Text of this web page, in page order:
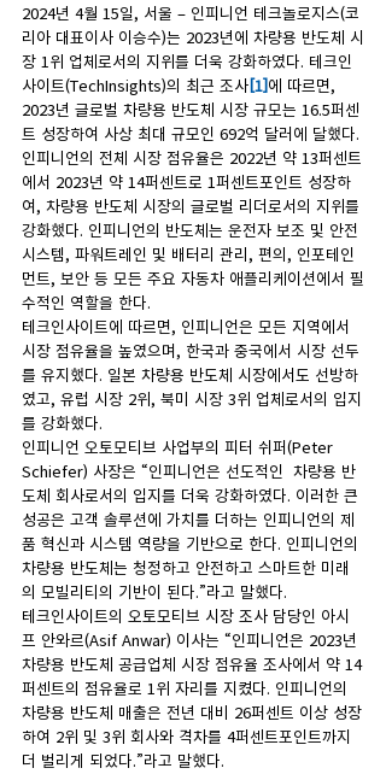
2024년 4월 15일, 서울 – 인피니언 테크놀로지스(코
리아 대표이사 이승수)는 2023년에 차량용 반도체 시
장 1위 업체로서의 지위를 더욱 강화하였다. 테크인
사이트(TechInsights)의 최근 조사[1]에 따르면,
2023년 글로벌 차량용 반도체 시장 규모는 16.5퍼센
트 성장하여 사상 최대 규모인 692억 달러에 달했다.
인피니언의 전체 시장 점유율은 2022년 약 13퍼센트
에서 2023년 약 14퍼센트로 1퍼센트포인트 성장하
여, 차량용 반도체 시장의 글로벌 리더로서의 지위를
강화했다. 인피니언의 반도체는 운전자 보조 및 안전
시스템, 파워트레인 및 배터리 관리, 편의, 인포테인
먼트, 보안 등 모든 주요 자동차 애플리케이션에서 필
수적인 역할을 한다.
테크인사이트에 따르면, 인피니언은 모든 지역에서
시장 점유율을 높였으며, 한국과 중국에서 시장 선두
를 유지했다. 일본 차량용 반도체 시장에서도 선방하
였고, 유럽 시장 2위, 북미 시장 3위 업체로서의 입지
를 강화했다.
인피니언 오토모티브 사업부의 피터 쉬퍼(Peter
Schiefer) 사장은 “인피니언은 선도적인  차량용 반
도체 회사로서의 입지를 더욱 강화하였다. 이러한 큰
성공은 고객 솔루션에 가치를 더하는 인피니언의 제
품 혁신과 시스템 역량을 기반으로 한다. 인피니언의
차량용 반도체는 청정하고 안전하고 스마트한 미래
의 모빌리티의 기반이 된다.”라고 말했다.
테크인사이트의 오토모티브 시장 조사 담당인 아시
프 안와르(Asif Anwar) 이사는 “인피니언은 2023년
차량용 반도체 공급업체 시장 점유율 조사에서 약 14
퍼센트의 점유율로 1위 자리를 지켰다. 인피니언의
차량용 반도체 매출은 전년 대비 26퍼센트 이상 성장
하여 2위 및 3위 회사와 격차를 4퍼센트포인트까지
더 벌리게 되었다.”라고 말했다.